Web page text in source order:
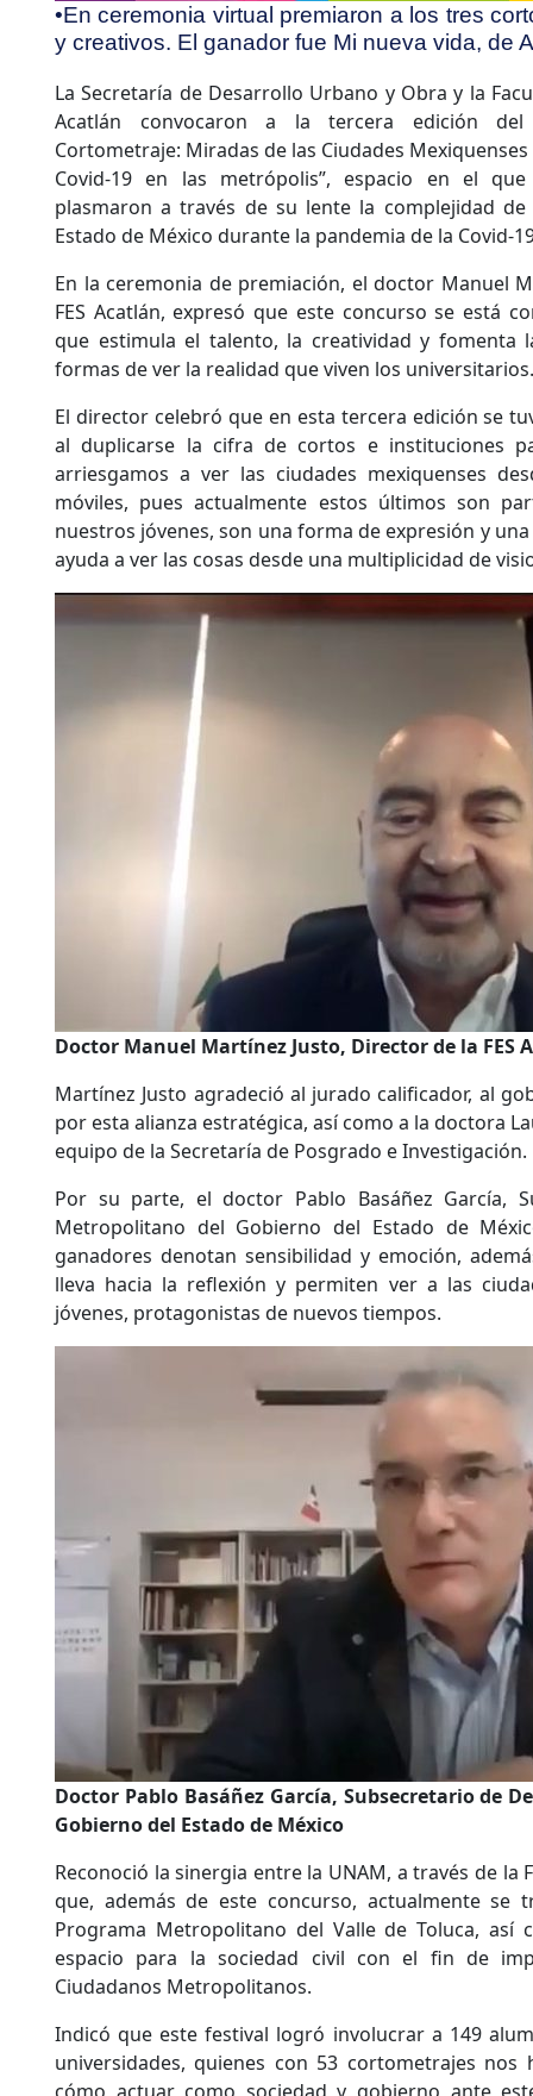
•En ceremonia virtual premiaron a los tres
y creativos. El ganador fue Mi nueva vida, de
La Secretaría de Desarrollo Urbano y Obra y la
Acatlán convocaron a la tercera edición del
Cortometraje: Miradas de las Ciudades Mexiquenses
Covid-19 en las metrópolis”, espacio en el
plasmaron a través de su lente la complejidad
Estado de México durante la pandemia de la Covid-
En la ceremonia de premiación, el doctor Manuel
FES Acatlán, expresó que este concurso se está
que estimula el talento, la creatividad y fomenta
formas de ver la realidad que viven los universitarios.
El director celebró que en esta tercera edición se
al duplicarse la cifra de cortos e instituciones
arriesgamos a ver las ciudades mexiquenses
móviles, pues actualmente estos últimos son
nuestros jóvenes, son una forma de expresión y
ayuda a ver las cosas desde una multiplicidad de
Doctor Manuel Martínez Justo, Director de la FES
Martínez Justo agradeció al jurado calificador, al
por esta alianza estratégica, así como a la doctora
equipo de la Secretaría de Posgrado e Investigación.
Por su parte, el doctor Pablo Basáñez García,
Metropolitano del Gobierno del Estado de
ganadores denotan sensibilidad y emoción,
lleva hacia la reflexión y permiten ver a las
jóvenes, protagonistas de nuevos tiempos.
Doctor Pablo Basáñez García, Subsecretario de
Gobierno del Estado de México
Reconoció la sinergia entre la UNAM, a través de la
que, además de este concurso, actualmente se
Programa Metropolitano del Valle de Toluca,
espacio para la sociedad civil con el fin de
Ciudadanos Metropolitanos.
Indicó que este festival logró involucrar a 149
universidades, quienes con 53 cortometrajes nos